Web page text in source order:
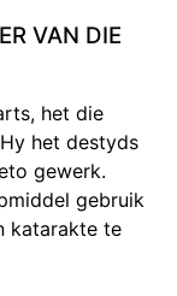
VAN DIE
het die
het destyds
gewerk.
gebruik
katarakte te